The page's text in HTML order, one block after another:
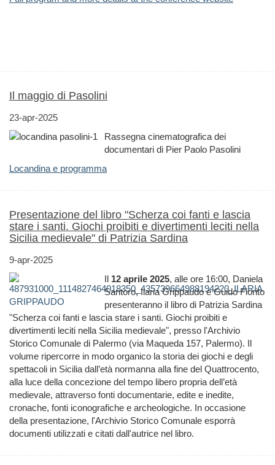
Il maggio di Pasolini
23-apr-2025
Rassegna cinematografica dei
documentari di Pier Paolo Pasolini
Locandina e programma
Presentazione del libro "Scherza coi fanti e lascia
stare i santi. Giochi proibiti e divertimenti leciti nella
Sicilia medievale" di Patrizia Sardina
9-apr-2025
Il 12 aprile 2025, alle ore 16:00, Daniela
Santoro, Ilaria Grippaudo e Guido Fiorito
presenteranno il libro di Patrizia Sardina
"Scherza coi fanti e lascia stare i santi. Giochi proibiti e
divertimenti leciti nella Sicilia medievale", presso l'Archivio
Storico Comunale di Palermo (via Maqueda 157, Palermo). Il
volume ripercorre in modo organico la storia dei giochi e degli
spettacoli in Sicilia dall’età normanna alla fine del Quattrocento,
alla luce della concezione del tempo libero propria dell’età
medievale, attraverso fonti documentarie, edite e inedite,
cronache, fonti iconografiche e archeologiche. In occasione
della presentazione, l'Archivio Storico Comunale esporrà
documenti utilizzati e citati dall'autrice nel libro.